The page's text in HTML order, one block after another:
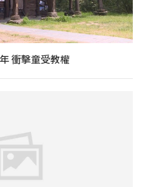
衝擊童受教權